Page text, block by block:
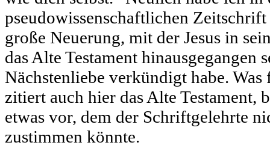
pseudowissenschaftlichen Zeitschrift
große Neuerung, mit der Jesus in
das Alte Testament hinausgegangen
Nächstenliebe verkündigt habe. Was
zitiert auch hier das Alte Testament,
etwas vor, dem der Schriftgelehrte
zustimmen könnte.